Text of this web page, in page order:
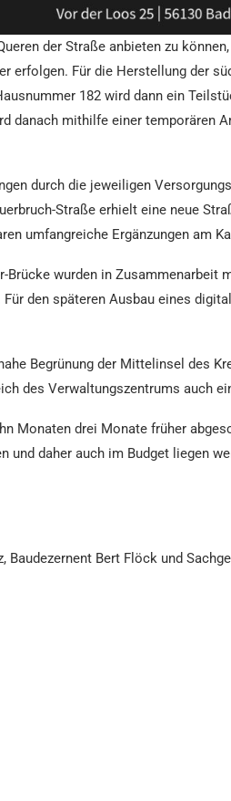
der Straße anbieten zu
erfolgen. Für die Herstellung der
182 wird dann ein
danach mithilfe einer temporären
durch die jeweiligen
Straße erhielt eine neue
umfangreiche Ergänzungen am
wurden in
den späteren Ausbau eines
Begrünung der Mittelinsel des
des Verwaltungszentrums auch
Monaten drei Monate früher
daher auch im Budget liegen
Bert Flöck und